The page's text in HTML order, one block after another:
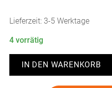
Lieferzeit: 3-5 Werktage
4 vorrätig
IN DEN WARENKORB